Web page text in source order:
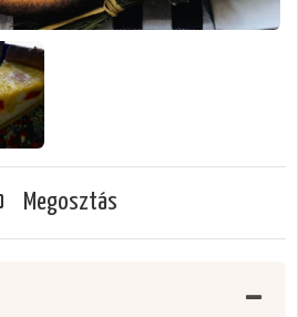
Megosztás